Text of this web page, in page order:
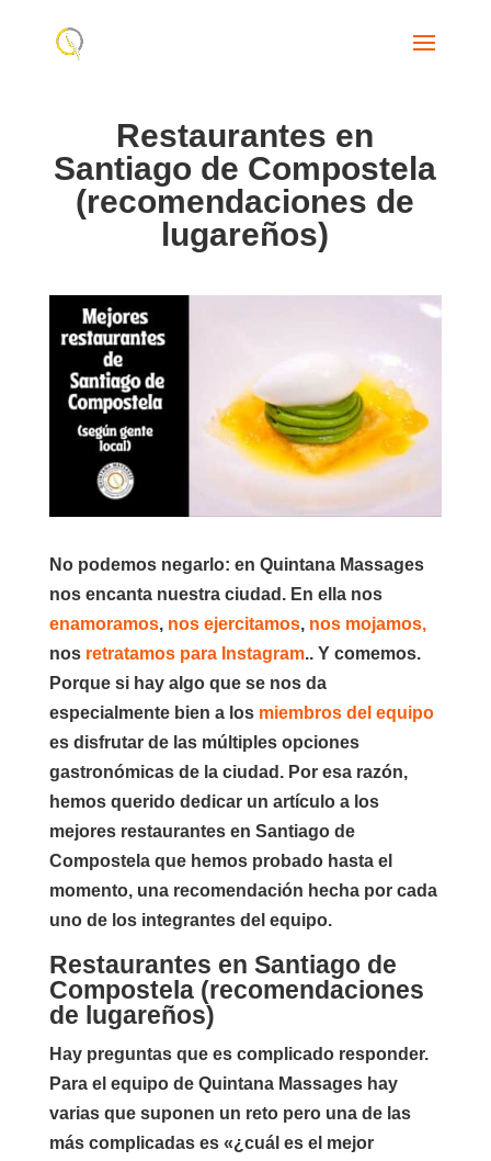
Restaurantes en
Santiago de Compostela
(recomendaciones de
lugareños)
No podemos negarlo: en Quintana Massages
nos encanta nuestra ciudad. En ella nos
enamoramos, nos ejercitamos, nos mojamos,
nos retratamos para Instagram.. Y comemos.
Porque si hay algo que se nos da
especialmente bien a los miembros del equipo
es disfrutar de las múltiples opciones
gastronómicas de la ciudad. Por esa razón,
hemos querido dedicar un artículo a los
mejores restaurantes en Santiago de
Compostela que hemos probado hasta el
momento, una recomendación hecha por cada
uno de los integrantes del equipo.
Restaurantes en Santiago de
Compostela (recomendaciones
de lugareños)
Hay preguntas que es complicado responder.
Para el equipo de Quintana Massages hay
varias que suponen un reto pero una de las
más complicadas es «¿cuál es el mejor